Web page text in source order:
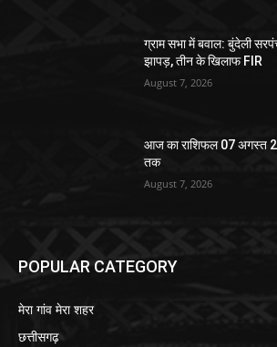
ग्राम सभा में बवाल: बुंदेली
झापड़, तीन के खिलाफ FIR
August 7, 2026
आज का राशिफल 07 अगस्त
तक
August 7, 2026
POPULAR CATEGORY
मेरा गांव मेरा शहर
छत्तीसगढ़